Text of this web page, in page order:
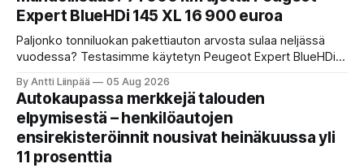
Expert BlueHDi 145 XL 16 900 euroa
Paljonko tonniluokan pakettiauton arvosta sulaa neljässä
vuodessa? Testasimme käytetyn Peugeot Expert BlueHDi
16 900 €. Perkaamme auton taustat, varusteet, ajo-
ominaisuudet sekä tyypilliset sudenkuopat hyötyajoneuvoa
etsivälle.
By Antti Liinpää 05 Aug 2026
Autokaupassa merkkejä talouden
elpymisestä – henkilöautojen
ensirekisteröinnit nousivat heinäkuussa yli
11 prosenttia